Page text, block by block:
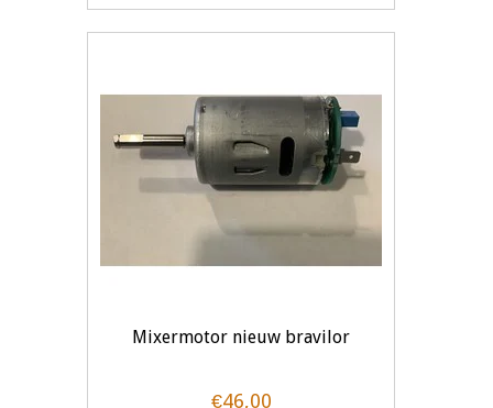
Mixermotor nieuw bravilor
€46,00